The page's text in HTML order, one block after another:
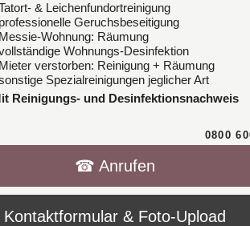
& Leichenfundortreinigung
Geruchsbeseitigung
Wohnung: Räumung
Wohnungs-Desinfektion
verstorben: Reinigung + Räumung
Spezialreinigungen jeglicher Art
Reinigungs- und Desinfektionsnachweis
0800
☎︎ Anrufen
Kontaktformular & Foto-Upload